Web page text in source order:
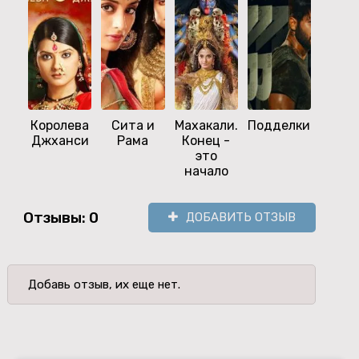
Королева
Джханси
Сита и
Рама
Махакали.
Конец -
это
начало
Подделки
Отзывы: 0 ДОБАВИТЬ ОТЗЫВ
Добавь отзыв, их еще нет.